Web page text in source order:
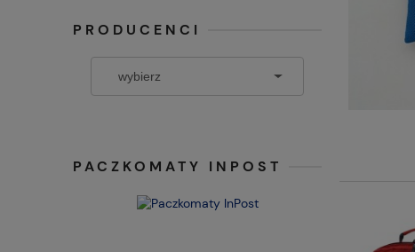
PRODUCENCI
PACZKOMATY INPOST